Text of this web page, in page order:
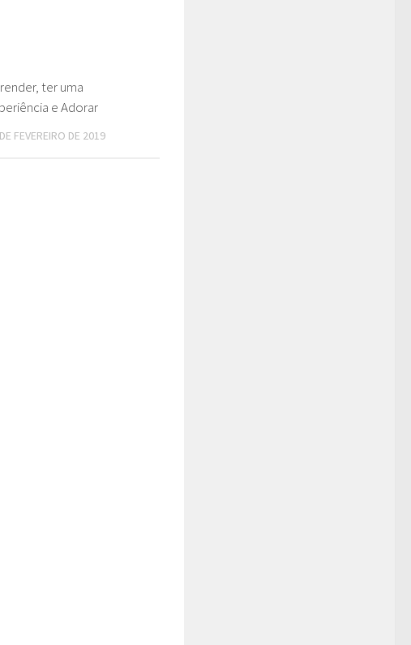
ter uma
e Adorar
FEVEREIRO DE 2019